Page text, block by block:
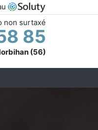
non surtaxé
85
(56)